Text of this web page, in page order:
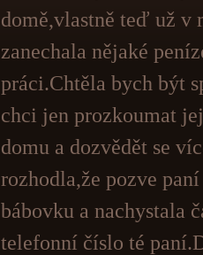
domě,vlastně teď už v
zanechala nějaké
práci.Chtěla bych být
chci jen prozkoumat
domu a dozvědět se
rozhodla,že pozve
bábovku a nachystala
telefonní číslo té